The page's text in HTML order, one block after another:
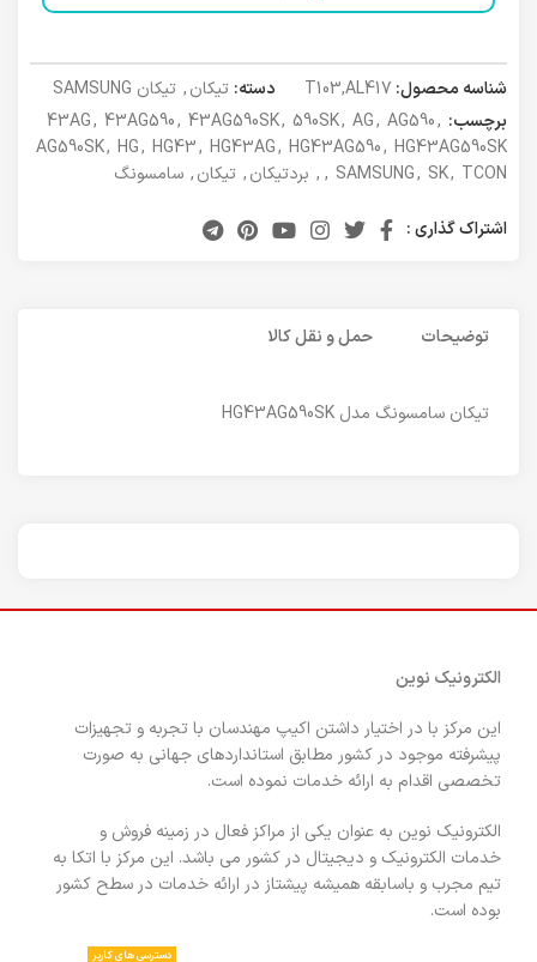
شناسه محصول: T103,AL417 دسته: تیکان, تیکان SAMSUNG
برچسب:
43AG, 43AG590, 43AG590SK, 590SK, AG, AG590,
AG590SK, HG, HG43, HG43AG, HG43AG590, HG43AG590SK
, SAMSUNG, SK, TCON
, بردتیکان, تیکان, سامسونگ
اشتراک گذاری :
توضیحات حمل و نقل کالا
تیکان سامسونگ مدل HG43AG590SK
الکترونیک نوین
این مرکز با در اختیار داشتن اکیپ مهندسان با تجربه و تجهیزات
پیشرفته موجود در کشور مطابق استانداردهای جهانی به صورت
تخصصی اقدام به ارائه خدمات نموده است.
الکترونیک نوین به عنوان یکی از مراکز فعال در زمینه فروش و
خدمات الکترونیک و دیجیتال در کشور می باشد. این مرکز با اتکا به
تیم مجرب و باسابقه همیشه پیشتاز در ارائه خدمات در سطح کشور
بوده است.
دسترسی های کاربر